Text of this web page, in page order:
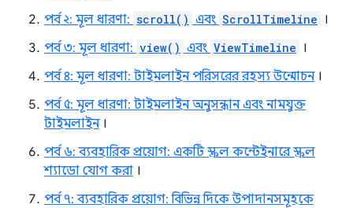
পর্ব ২: মূল ধারণা: scroll() এবং ScrollTimeline ।
পর্ব ৩: মূল ধারণা: view() এবং ViewTimeline ।
পর্ব ৪: মূল ধারণা: টাইমলাইন পরিসরের রহস্য উন্মোচন।
পর্ব ৫: মূল ধারণা: টাইমলাইন অনুসন্ধান এবং নামযুক্ত
টাইমলাইন।
পর্ব ৬: ব্যবহারিক প্রয়োগ: একটি স্ক্রল কন্টেইনারে স্ক্রল
শ্যাডো যোগ করা ।
পর্ব ৭: ব্যবহারিক প্রয়োগ: বিভিন্ন দিকে উপাদানসমূহকে